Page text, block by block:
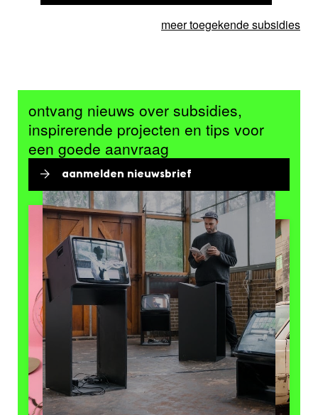
meer toegekende subsidies
ontvang nieuws over subsidies,
inspirerende projecten en tips voor
een goede aanvraag
aanmelden nieuwsbrief